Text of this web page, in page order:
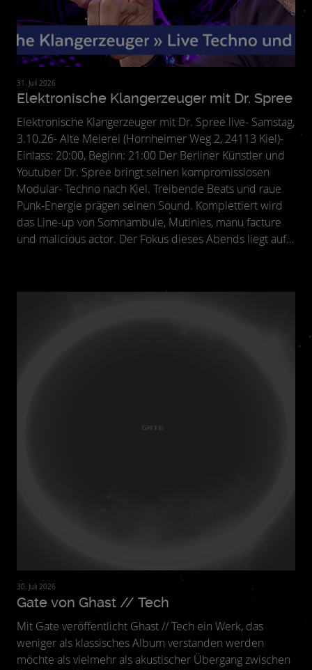
31. Juli 2026
Elektronische Klangerzeuger mit Dr. Spree
Elektronische Klangerzeuger mit Dr. Spree live- Samstag,
3.10.26- Alte Meierei (Hornheimer Weg 2, 24113 Kiel)-
Einlass: 20:00, Beginn: 21:00 Der Berliner Künstler und
Youtuber Dr. Spree bringt seinen kompromisslosen
Modular- Techno nach Kiel. Treibende Beats und raue
Punk-Energie prägen seinen Sound. Komplettiert wird
das Line-up von Somnambule, Mutinies, manu facture
und malicious actor. Der Fokus dieses Abends liegt auf
und Tanzfläche.
30. Juli 2026
Gate von Ghast // Tech
Mit Gate veröffentlicht Ghast // Tech ein Werk, das
weniger als klassisches Album verstanden werden
möchte als vielmehr als akustischer Übergang zwischen